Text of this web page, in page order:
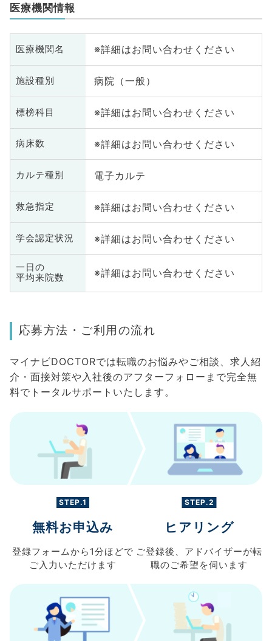
医療機関情報
医療機関名 ※詳細はお問い合わせください
施設種別 病院（一般）
標榜科目 ※詳細はお問い合わせください
病床数 ※詳細はお問い合わせください
カルテ種別 電子カルテ
救急指定 ※詳細はお問い合わせください
学会認定状況 ※詳細はお問い合わせください
一日の
平均来院数
※詳細はお問い合わせください
応募方法・ご利用の流れ
マイナビDOCTORでは転職のお悩みやご相談、求人紹
介・面接対策や入社後のアフターフォローまで完全無
料でトータルサポートいたします。
STEP.1
無料お申込み
登録フォームから 1分ほどで
ご入力 いただけます
STEP.2
ヒアリング
ご登録後、 アドバイザーが転
職のご希望を伺います